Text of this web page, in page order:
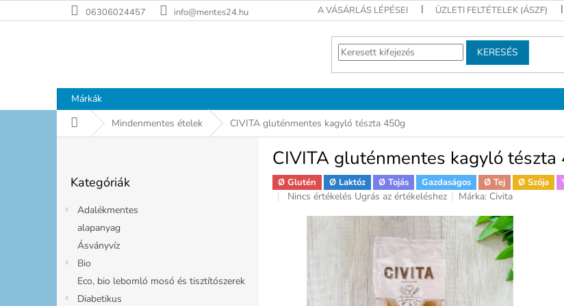
a
06306024457 info@mentes24.hu A VÁSÁRLÁS LÉPÉSEI ÜZLETI FELTÉTELEK (ÁSZF)
KERESÉS
Márkák
KezdőlapMindenmentes ételek CIVITA gluténmentes kagyló tészta 450g
átugrása
Kategóriák
Adalékmentes
alapanyag
Ásványvíz
Bio
Eco, bio lebomló mosó és tisztítószerek
Diabetikus
CIVITA gluténmentes kagyló tészta
Ø Glutén Ø Laktóz Ø Tojás Gazdaságos Ø Tej Ø Szója
A
értékelése
csillag.
Nincs értékelés Ugrás az értékeléshez Márka: Civita